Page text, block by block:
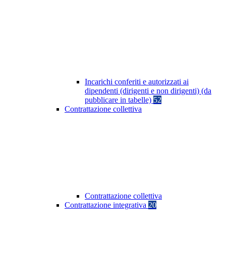
Incarichi conferiti e autorizzati ai
dipendenti (dirigenti e non dirigenti) (da
pubblicare in tabelle) 52
Contrattazione collettiva
Contrattazione collettiva
Contrattazione integrativa 20